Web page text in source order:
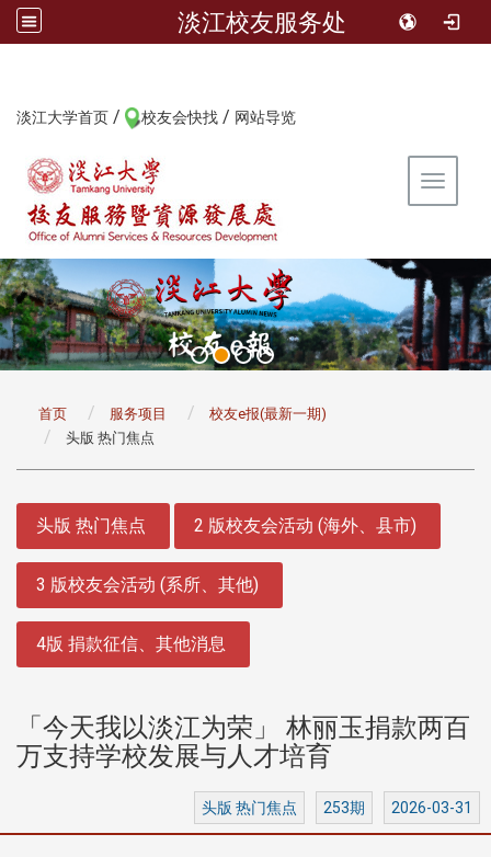
淡江校友服务处
淡江大学首页 / 校友会快找 / 网站导览
Toggle
首页 服务项目
校友e报(最新一期)
头版 热门焦点
头版 热门焦点 2 版校友会活动 (海外、县市)
3 版校友会活动 (系所、其他)
4版 捐款征信、其他消息
「今天我以淡江为荣」 林丽玉捐款两百
万支持学校发展与人才培育
头版 热门焦点 253期 2026-03-31